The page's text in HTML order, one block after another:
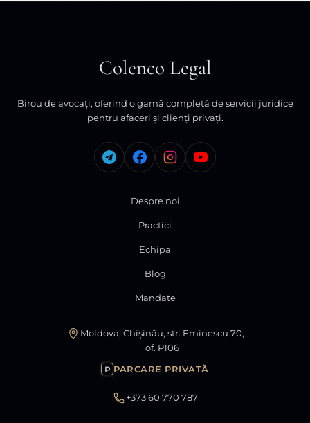
Colenco Legal
Birou de avocați, oferind o gamă completă de servicii juridice
pentru afaceri și clienți privați.
Despre noi
Practici
Echipa
Blog
Mandate
Moldova, Chișinău, str. Eminescu 70,
of. P106
P PARCARE PRIVATĂ
+373 60 770 787